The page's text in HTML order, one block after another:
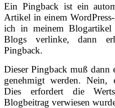
Ein Pingback ist ein
Artikel in einem
ich in meinem Blogartikel
Blogs verlinke, dann
Pingback.
Dieser Pingback muß dann
genehmigt werden. Nein,
Dies erfordert die
Blogbeitrag verwiesen